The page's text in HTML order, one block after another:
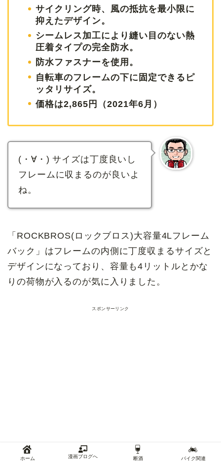
サイクリング時、風の抵抗を最小限に
抑えたデザイン。
シームレス加工により縫い目のない熱
圧着タイプの完全防水。
防水ファスナーを使用。
自転車のフレームの下に固定できるピ
ッタリサイズ。
価格は2,865円（2021年6月）
(・∀・) サイズは丁度良いし
フレームに収まるのが良いよ
ね。
「ROCKBROS(ロックブロス)大容量4Lフレーム
バック」はフレームの内側に丁度収まるサイズと
デザインになっており、容量も4リットルとかな
りの荷物が入るのが気に入りました。
スポンサーリンク
ホーム 漫画ブログへ 断酒 バイク関連